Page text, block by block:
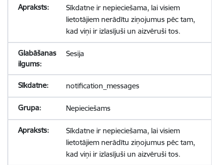
Sīkdatne ir nepieciešama, lai visiem
lietotājiem nerādītu ziņojumus pēc tam,
kad viņi ir izlasījuši un aizvēruši tos.
Sesija
notification_messages
Nepieciešams
Sīkdatne ir nepieciešama, lai visiem
lietotājiem nerādītu ziņojumus pēc tam,
kad viņi ir izlasījuši un aizvēruši tos.